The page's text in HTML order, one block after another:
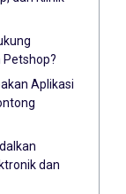
Petshop?
Aplikasi
dan